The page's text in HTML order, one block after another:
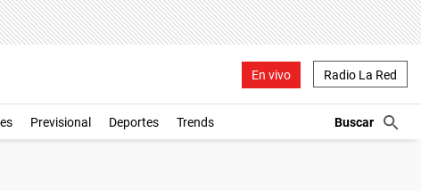
En vivo Radio La Red
Previsional Deportes Trends